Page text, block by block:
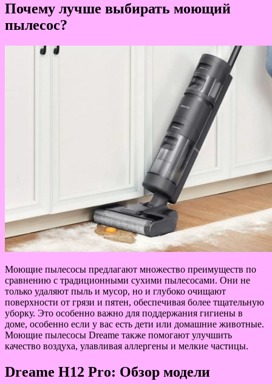
Почему лучше выбирать моющий
пылесос?
Моющие пылесосы предлагают множество преимуществ по
сравнению с традиционными сухими пылесосами. Они не
только удаляют пыль и мусор, но и глубоко очищают
поверхности от грязи и пятен, обеспечивая более тщательную
уборку. Это особенно важно для поддержания гигиены в
доме, особенно если у вас есть дети или домашние животные.
Моющие пылесосы Dreame также помогают улучшить
качество воздуха, улавливая аллергены и мелкие частицы.
Dreame H12 Pro: Обзор модели